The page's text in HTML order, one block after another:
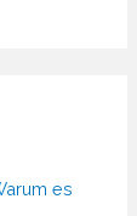
es